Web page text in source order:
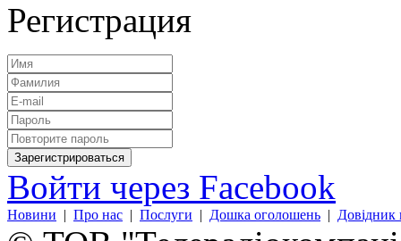
Регистрация
Войти через Facebook
Новини | Про нас | Послуги | Дошка оголошень | Довідник